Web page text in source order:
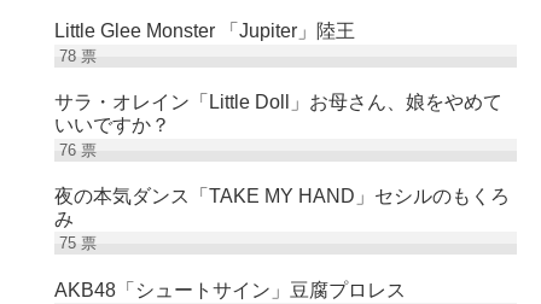
Little Glee Monster 「Jupiter」陸王
78票
サラ・オレイン「Little Doll」お母さん、娘をやめて
いいですか？
76票
夜の本気ダンス「TAKE MY HAND」セシルのもくろ
み
75票
AKB48「シュートサイン」豆腐プロレス